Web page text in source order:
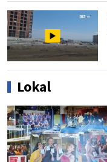
Lokal